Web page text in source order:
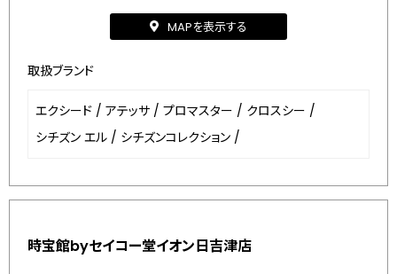
MAPを表示する
取扱ブランド
エクシード / アテッサ / プロマスター / クロスシー /
シチズン エル / シチズンコレクション /
時宝館byセイコー堂イオン日吉津店